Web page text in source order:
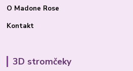
O Madone Rose
Kontakt
3D stromčeky